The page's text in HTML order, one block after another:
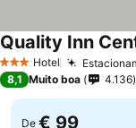
3 EstrelasHotel
Quality Inn
8,1 Muito boa 4.136
De € 99